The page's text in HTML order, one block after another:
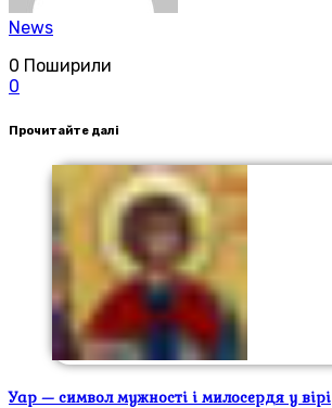
News
0 Поширили
0
Прочитайте далі
Уар — символ мужності і милосердя у вірі